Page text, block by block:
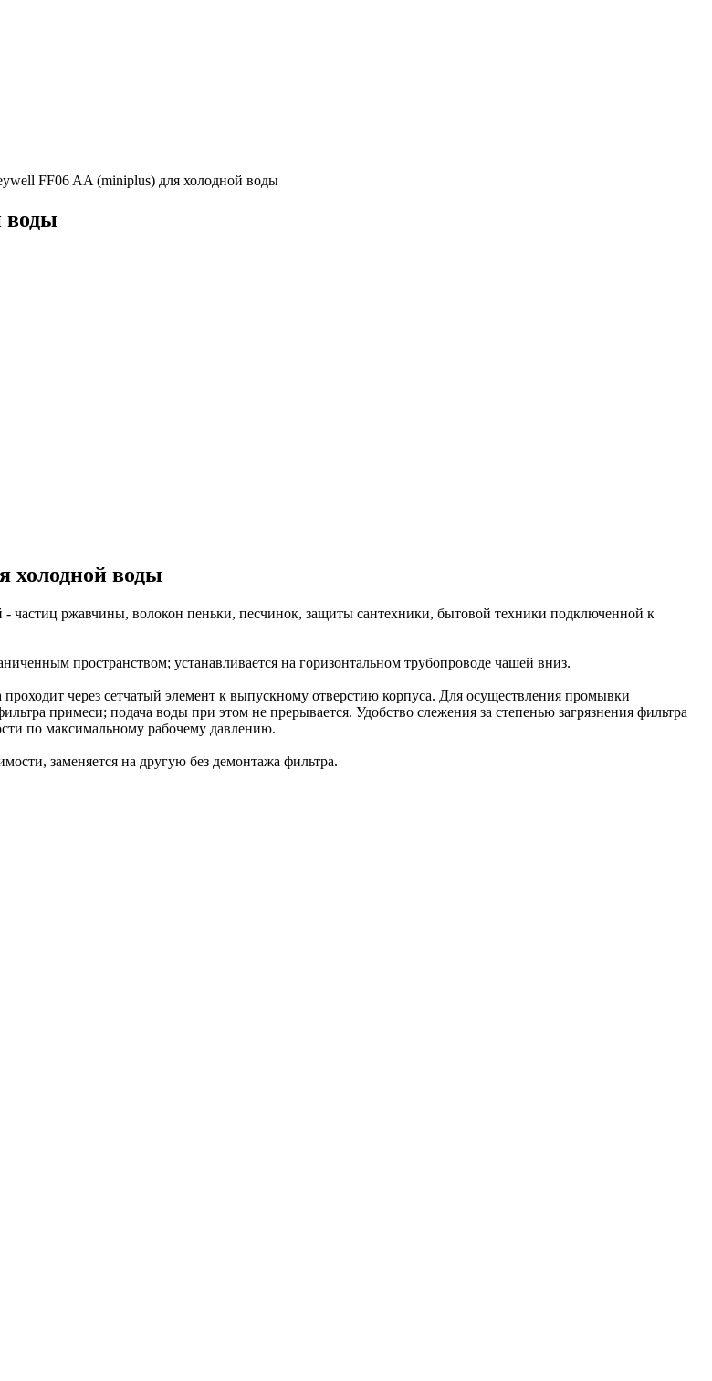
FF06 AA (miniplus) для холодной воды
воды
холодной воды
частиц ржавчины, волокон пеньки, песчинок, защиты сантехники, бытовой техники подключенной к
пространством; устанавливается на горизонтальном трубопроводе чашей вниз.
через сетчатый элемент к выпускному отверстию корпуса. Для осуществления промывки
примеси; подача воды при этом не прерывается. Удобство слежения за степенью загрязнения фильтра
по максимальному рабочему давлению.
заменяется на другую без демонтажа фильтра.